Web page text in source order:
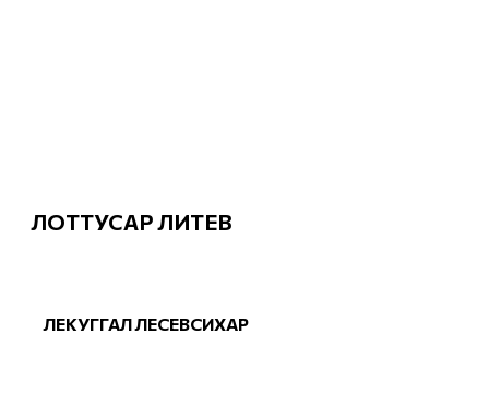
ЛОТТУСАР ЛИТҔЕВ
ЛЕКУГГАЛ ЛЕСЕВСИХАР